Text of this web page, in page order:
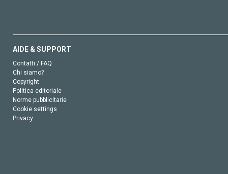
AIDE & SUPPORT
Contatti / FAQ
Chi siamo?
Copyright
Politica editoriale
Norme pubblicitarie
Cookie settings
Privacy